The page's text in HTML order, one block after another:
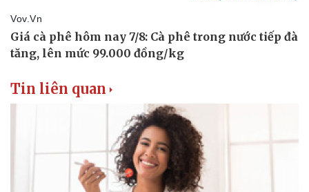
Podcast
Câu chuyện thời sự
Đọc truyện đêm khuya
Cửa sổ tình yêu
Tin liên quan